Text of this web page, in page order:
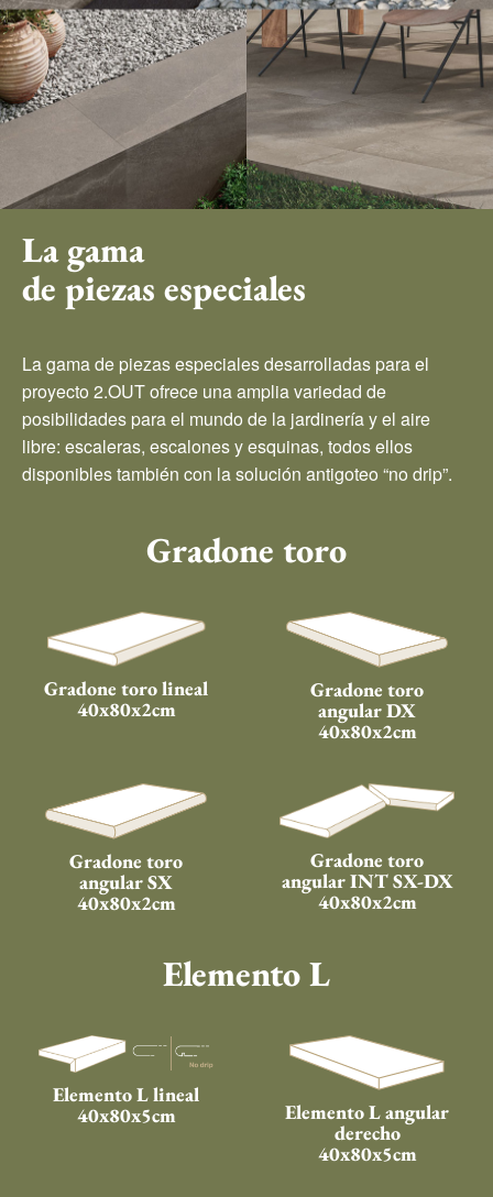
La gama
de piezas especiales
La gama de piezas especiales desarrolladas para el
proyecto 2.OUT ofrece una amplia variedad de
posibilidades para el mundo de la jardinería y el aire
libre: escaleras, escalones y esquinas, todos ellos
disponibles también con la solución antigoteo “no drip”.
Gradone toro
Gradone toro lineal
40x80x2cm
Gradone toro
angular DX
40x80x2cm
Gradone toro
angular SX
40x80x2cm
Gradone toro
angular INT SX-DX
40x80x2cm
Elemento L
Elemento L lineal
40x80x5cm
Elemento L angular
derecho
40x80x5cm